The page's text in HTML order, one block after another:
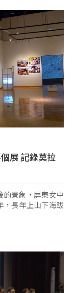
展 記錄莫拉
的景象，屏東女中
，長年上山下海跋